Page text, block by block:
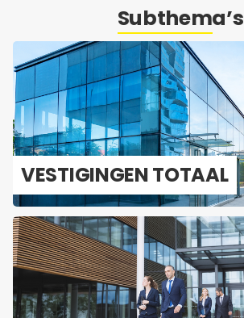
Subthema’s
VES­TI­GIN­GEN TO­TAAL